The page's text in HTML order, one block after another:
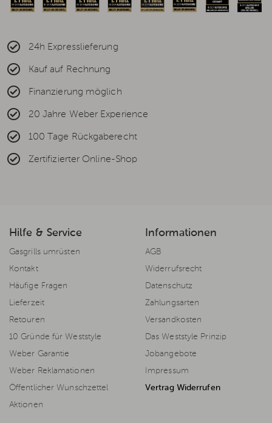
24h Expresslieferung
Kauf auf Rechnung
Finanzierung möglich
20 Jahre Weber Experience
100 Tage Rückgaberecht
Zertifizierter Online-Shop
Hilfe & Service
Gasgrills umrüsten
Kontakt
Häufige Fragen
Lieferzeit
Retouren
10 Gründe für Weststyle
Weber Garantie
Weber Reklamationen
Öffentlicher Wunschzettel
Aktionen
Informationen
AGB
Widerrufsrecht
Datenschutz
Zahlungsarten
Versandkosten
Das Weststyle Prinzip
Jobangebote
Impressum
Vertrag Widerrufen